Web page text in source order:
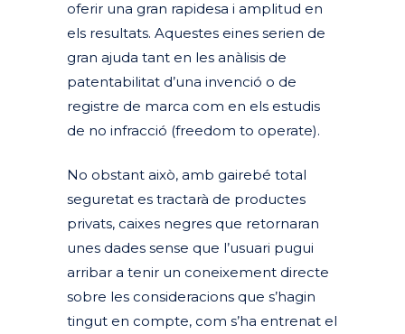
oferir una gran rapidesa i amplitud en
els resultats. Aquestes eines serien de
gran ajuda tant en les anàlisis de
patentabilitat d’una invenció o de
registre de marca com en els estudis
de no infracció (freedom to operate).
No obstant això, amb gairebé total
seguretat es tractarà de productes
privats, caixes negres que retornaran
unes dades sense que l’usuari pugui
arribar a tenir un coneixement directe
sobre les consideracions que s’hagin
tingut en compte, com s’ha entrenat el